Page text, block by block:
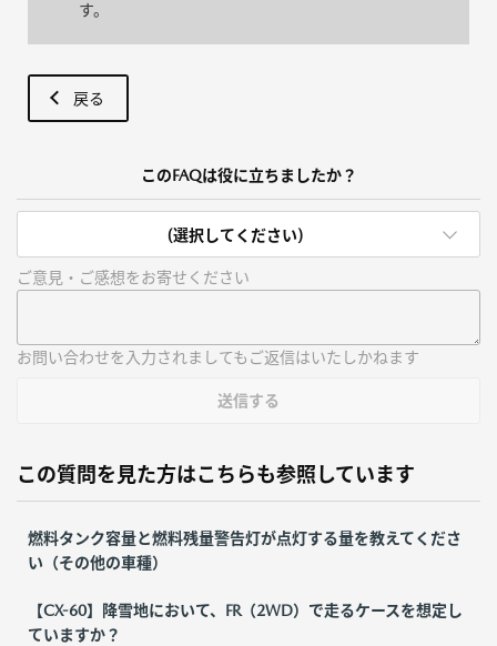
す。
戻る
このFAQは役に立ちましたか？
(選択してください)
ご意見・ご感想をお寄せください
お問い合わせを入力されましてもご返信はいたしかねます
送信する
この質問を見た方はこちらも参照しています
燃料タンク容量と燃料残量警告灯が点灯する量を教えてくださ
い（その他の車種）
【CX-60】降雪地において、FR（2WD）で走るケースを想定し
ていますか？